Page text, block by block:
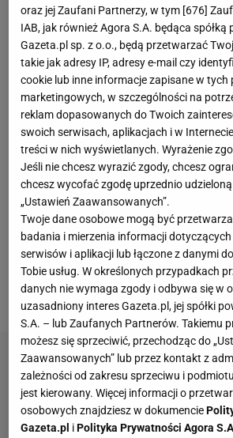
Już od samego początku było
reprezentacja Polski znajduje się w
naEuro2024 i ciężko będzie
fazy pucharowej. Po porażce 1:2 z
Hamburgu przyszło kolejne
zespół Michała Probierza
stracił matematyczne szanse na
mistrzostw Europy. Nie pomogło
Roberta Lewandowskiego, który
minucie za Adama Buksę.
przygotowuje się na jego odejście.
prolog opowieści, którą lada chwila
całości" -pisze Dawid Szymczak ze
oraz jej Zaufani Partnerzy, w tym [676]
IAB, jak również Agora S.A. będąca spółką
Gazeta.pl sp. z o.o., będą przetwarzać
takie jak adresy IP, adresy e-mail czy
cookie lub inne informacje zapisane w tych
marketingowych, w szczególności na
reklam dopasowanych do Twoich
swoich serwisach, aplikacjach i w
treści w nich wyświetlanych. Wyrażenie
Jeśli nie chcesz wyrazić zgody, chcesz
chcesz wycofać zgodę uprzednio
„Ustawień Zaawansowanych”.
Twoje dane osobowe mogą być
badania i mierzenia informacji
serwisów i aplikacji lub łączone z danymi
Tobie usług. W określonych przypadkach
danych nie wymaga zgody i odbywa się w
uzasadniony interes Gazeta.pl, jej spółki
S.A. – lub Zaufanych Partnerów. Takiemu
możesz się sprzeciwić, przechodząc do
Zaawansowanych” lub przez kontakt z
zależności od zakresu sprzeciwu i
jest kierowany. Więcej informacji o
osobowych znajdziesz w dokumencie
Gazeta.pl iPolityka Prywatności Agora